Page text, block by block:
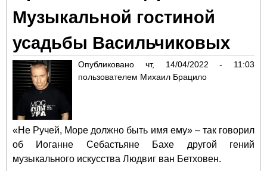
Музыкальной гостиной
усадьбы Васильчиковых
Опубликовано чт, 14/04/2022 - 11:03
пользователем Михаил Брацило
«Не Ручей, Море должно быть имя ему» – так говорил
об Иоганне Себастьяне Бахе другой гений
музыкального искусства Людвиг ван Бетховен.